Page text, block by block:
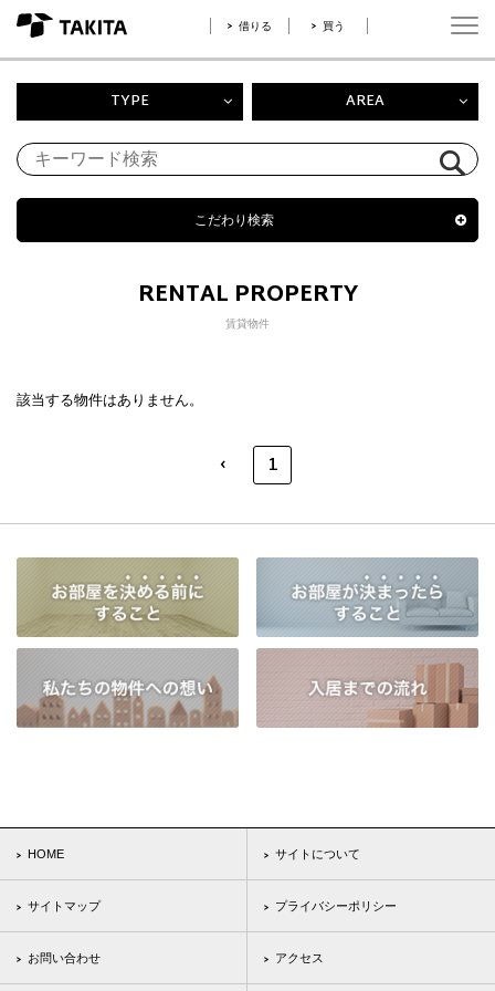
借りる 買う
TYPE AREA
こだわり検索
RENTAL PROPERTY
賃貸物件
該当する物件はありません。
‹ 1
HOME サイトについて
サイトマップ プライバシーポリシー
お問い合わせ アクセス